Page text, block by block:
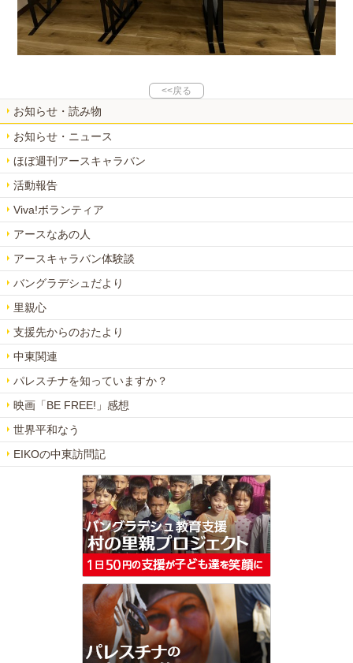
<<戻る
お知らせ・読み物
お知らせ・ニュース
ほぼ週刊アースキャラバン
活動報告
Viva!ボランティア
アースなあの人
アースキャラバン体験談
バングラデシュだより
里親心
支援先からのおたより
中東関連
パレスチナを知っていますか？
映画「BE FREE!」感想
世界平和なう
EIKOの中東訪問記